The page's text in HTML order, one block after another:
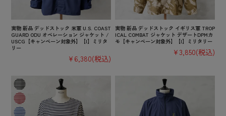
実物 新品 デッドストック 米軍 U.S. COAST
GUARD ODU オペレーション ジャケット /
USCG【キャンペーン対象外】【I】ミリタ
リー
¥6,380(税込)
実物 新品 デッドストック イギリス軍 TROP
ICAL COMBAT ジャケット デザートDPMカ
モ【キャンペーン対象外】【I】ミリタリー
¥3,850(税込)